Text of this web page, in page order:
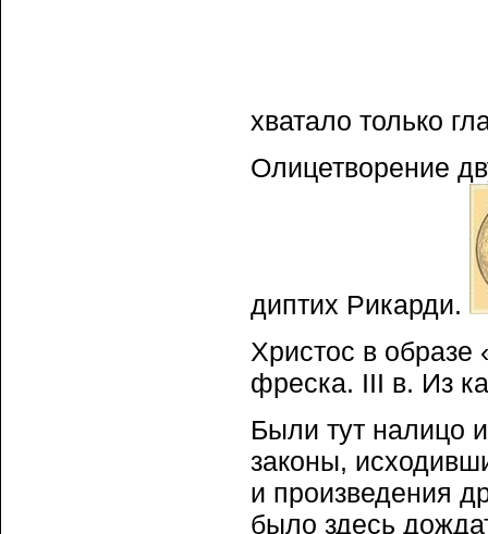
хватало только
Олицетворение
диптих Рикарди.
Христос в образе
фреска. III в. Из
Были тут налицо
законы,
и произведения
было здесь